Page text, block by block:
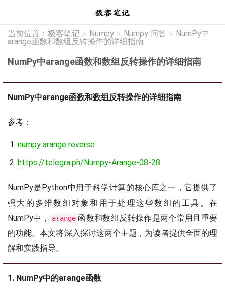
当前位置： 极客笔记 > Numpy > Numpy 问答 > NumPy中
arange函数和数组反转操作的详细指南
NumPy中arange函数和数组反转操作的详细指南
NumPy中arange函数和数组反转操作的详细指南
参考：
numpy arange reverse
https://telegra.ph/Numpy-Arange-08-28
NumPy是Python中用于科学计算的核心库之一，它提供了
强大的多维数组对象和用于处理这些数组的工具。在
NumPy中，
arange 函数和数组反转操作是两个常用且重要
的功能。本文将深入探讨这两个主题，为读者提供全面的理
解和实践指导。
1. NumPy中的arange函数